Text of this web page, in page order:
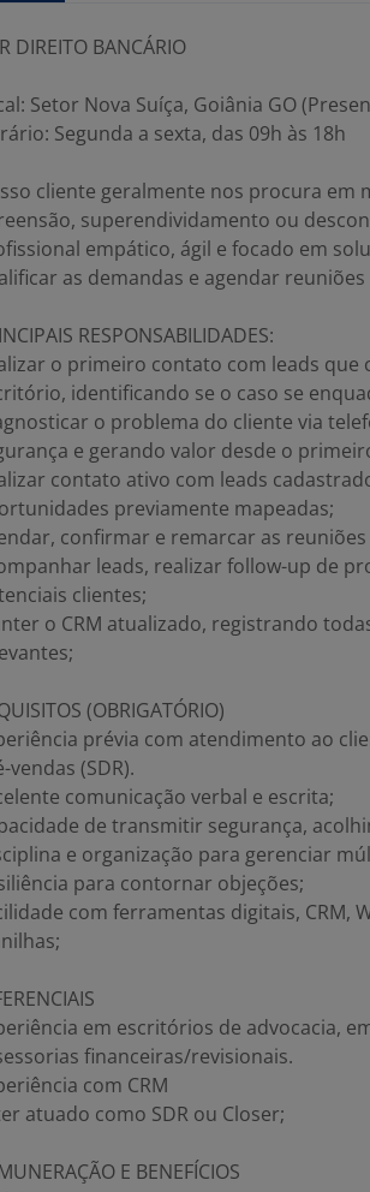
DIREITO BANCÁRIO
Setor Nova Suíça, Goiânia GO
Segunda a sexta, das 09h às 18h
cliente geralmente nos procura em
superendividamento ou
empático, ágil e focado em
as demandas e agendar
RESPONSABILIDADES:
o primeiro contato com leads que
identificando se o caso se
o problema do cliente via
e gerando valor desde o
contato ativo com leads
previamente mapeadas;
confirmar e remarcar as
leads, realizar follow-up de
clientes;
o CRM atualizado, registrando
(OBRIGATÓRIO)
prévia com atendimento ao
vendas (SDR).
comunicação verbal e escrita;
de transmitir segurança,
e organização para gerenciar
para contornar objeções;
com ferramentas digitais, CRM,
em escritórios de advocacia,
financeiras/revisionais.
com CRM
atuado como SDR ou Closer;
E BENEFÍCIOS